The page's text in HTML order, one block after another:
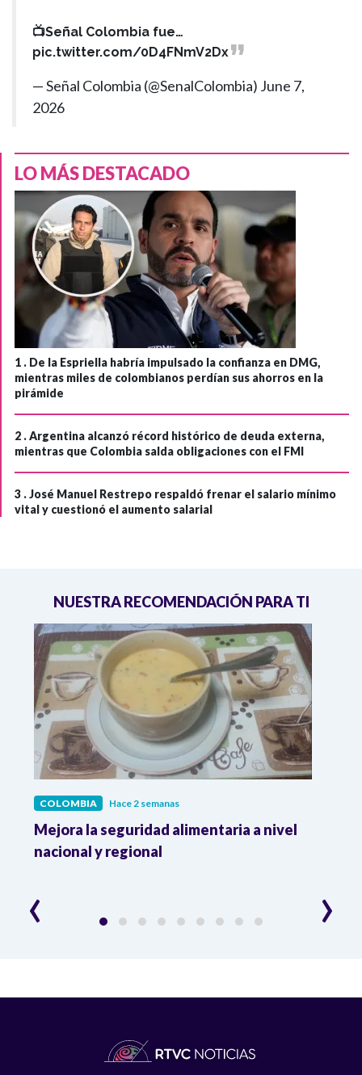
📺Señal Colombia fue…
pic.twitter.com/0D4FNmV2Dx
— Señal Colombia (@SenalColombia) June 7,
2026
LO MÁS DESTACADO
1 . De la Espriella habría impulsado la confianza en DMG,
mientras miles de colombianos perdían sus ahorros en la
pirámide
2 .Argentina alcanzó récord histórico de deuda externa,
mientras que Colombia salda obligaciones con el FMI
3 .José Manuel Restrepo respaldó frenar el salario mínimo
vital y cuestionó el aumento salarial
NUESTRA RECOMENDACIÓN PARA TI
COLOMBIA Hace 2 semanas
Mejora la seguridad alimentaria a nivel
nacional y regional
‹ ›